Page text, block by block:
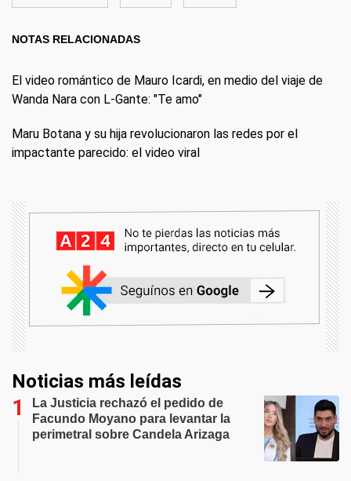
NOTAS RELACIONADAS
El video romántico de Mauro Icardi, en medio del viaje de
Wanda Nara con L-Gante: "Te amo"
Maru Botana y su hija revolucionaron las redes por el
impactante parecido: el video viral
Noticias más leídas
La Justicia rechazó el pedido de
Facundo Moyano para levantar la
perimetral sobre Candela Arizaga